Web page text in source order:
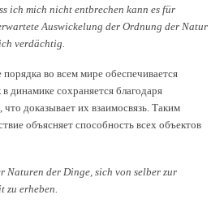
ich mich nicht entbrechen kann es für
Auswickelung der Ordnung der Natur
verdächtig.
во всем мире обеспечивается
динамике сохраняется благодаря
что доказывает их взаимосвязь. Таким
объясняет способность всех объектов
Naturen der Dinge, sich von selber zur
zu erheben.